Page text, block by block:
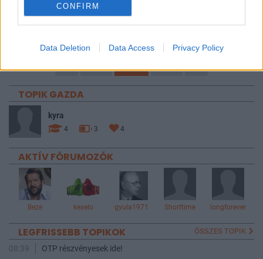
CONFIRM
Data Deletion Data Access Privacy Policy
USA alatt kezdték el jobban püfölni a magyar részvényeket).
0 0 Válasz erre
TOPIK GAZDA
kyra
4 3 4
AKTÍV FÓRUMOZÓK
Beze kexelo gyula1971 Shorttime longforever
LEGFRISSEBB TOPIKOK ÖSSZES TOPIK
08:39
OTP részvényesek ide!